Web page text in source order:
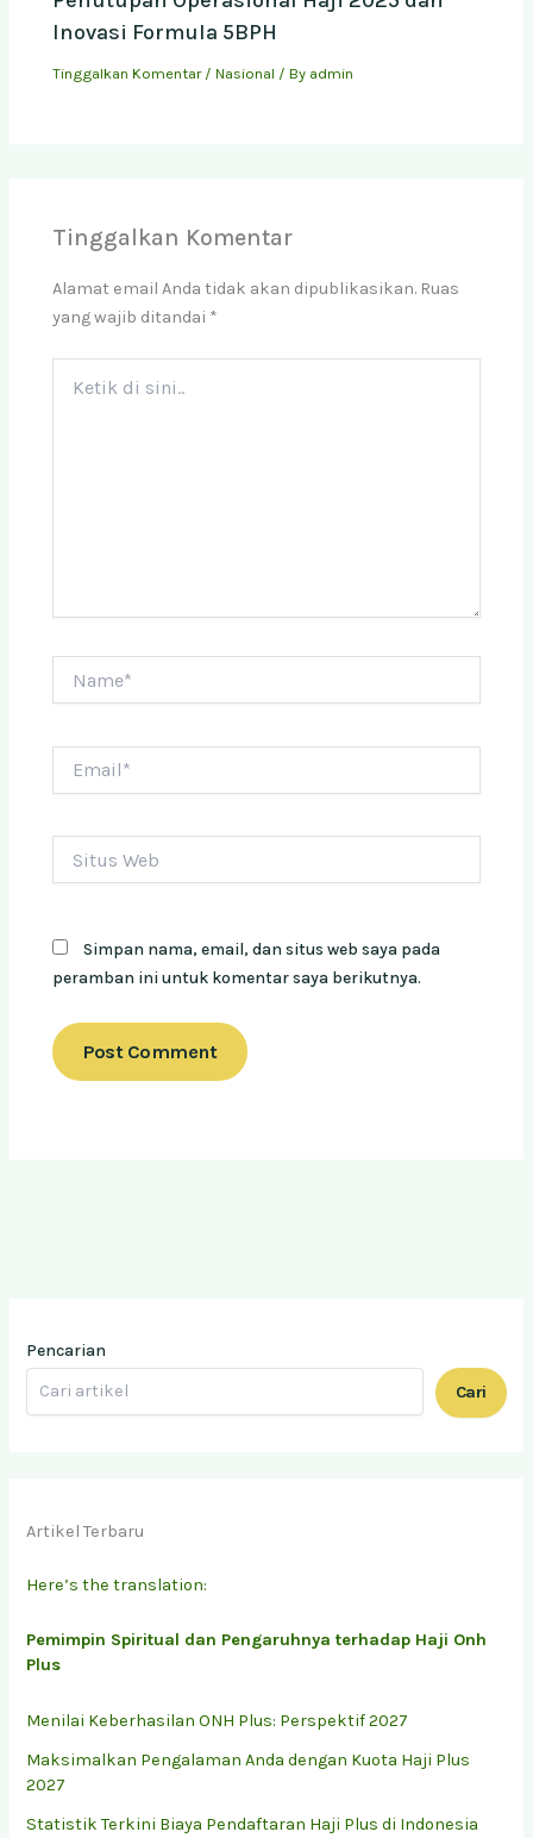
Inovasi Formula 5BPH
Tinggalkan Komentar /Nasional / By admin
Tinggalkan Komentar
Alamat email Anda tidak akan dipublikasikan. Ruas
yang wajib ditandai *
Web
Simpan nama, email, dan situs web saya pada
peramban ini untuk komentar saya berikutnya.
Pencarian
Cari
Artikel Terbaru
Here’s the translation:
Pemimpin Spiritual dan Pengaruhnya terhadap Haji Onh
Plus
Menilai Keberhasilan ONH Plus: Perspektif 2027
Maksimalkan Pengalaman Anda dengan Kuota Haji Plus
2027
Statistik Terkini Biaya Pendaftaran Haji Plus di Indonesia